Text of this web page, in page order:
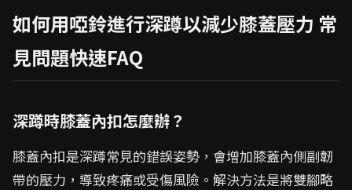
如何用啞鈴進行深蹲以減少膝蓋壓力 常
見問題快速FAQ
深蹲時膝蓋內扣怎麼辦？
膝蓋內扣是深蹲常見的錯誤姿勢，會增加膝蓋內側副韌
帶的壓力，導致疼痛或受傷風險。解決方法是將雙腳略